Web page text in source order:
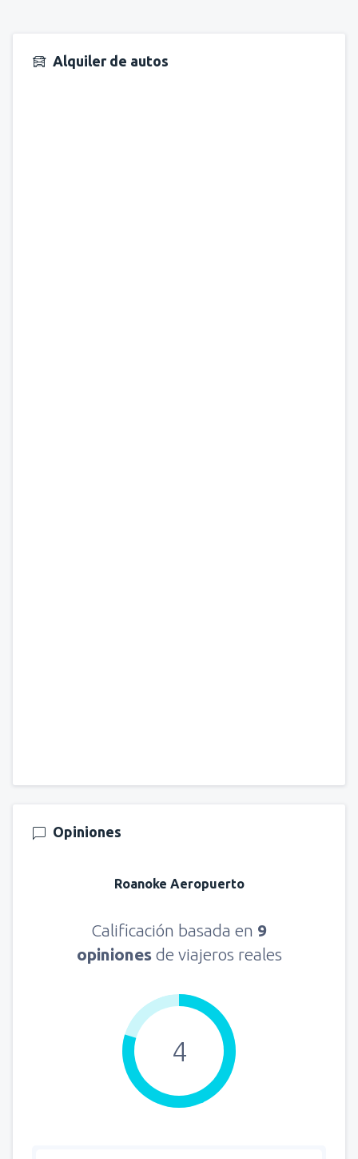
Alquiler de autos
Opiniones
Roanoke Aeropuerto
Calificación basada en 9
opiniones de viajeros reales
4